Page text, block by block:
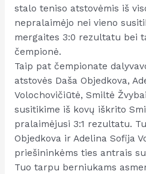
stalo teniso atstovėmis iš
nepralaimėjo nei vieno
mergaites 3:0 rezultatu bei
čempionė.
Taip pat čempionate
atstovės Daša Objedkova,
Volochovičiūtė, Smiltė
susitikime iš kovų iškrito
pralaimėjusi 3:1 rezultatu.
Objedkova ir Adelina Sofija
priešininkėms ties antrais
Tuo tarpu berniukams